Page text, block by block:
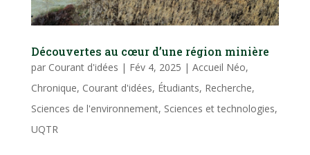
Découvertes au cœur d’une région minière
par Courant d'idées | Fév 4, 2025 | Accueil Néo,
Chronique, Courant d'idées, Étudiants, Recherche,
Sciences de l'environnement, Sciences et technologies,
UQTR